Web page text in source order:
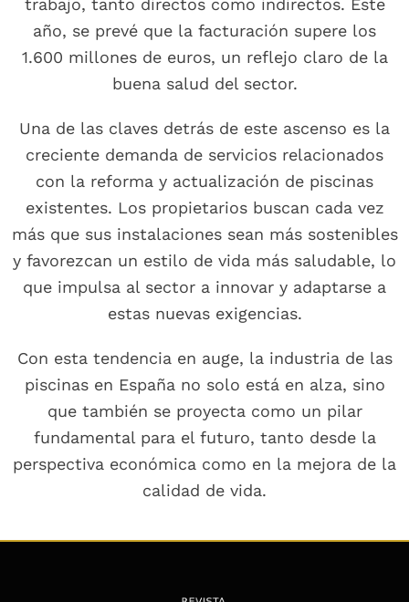
trabajo, tanto directos como indirectos. Este
año, se prevé que la facturación supere los
1.600 millones de euros, un reflejo claro de la
buena salud del sector.
Una de las claves detrás de este ascenso es la
creciente demanda de servicios relacionados
con la reforma y actualización de piscinas
existentes. Los propietarios buscan cada vez
más que sus instalaciones sean más sostenibles
y favorezcan un estilo de vida más saludable, lo
que impulsa al sector a innovar y adaptarse a
estas nuevas exigencias.
Con esta tendencia en auge, la industria de las
piscinas en España no solo está en alza, sino
que también se proyecta como un pilar
fundamental para el futuro, tanto desde la
perspectiva económica como en la mejora de la
calidad de vida.